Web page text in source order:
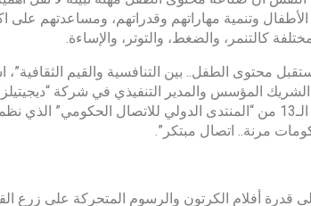
وتنمية مهاراتهم وقدراتهم، ومساعدتهم على
كالتنمر، والضغط، والتوتر، والإساءة.
محتوى الطفل.. بين التنافسية والقيم
المؤسس والمدير التنفيذي في شركة
فعاليات اليوم الثاني من الدورة الـ13 من “المنتدى الدولي
مرنة.. اتصال مبتكر”.
قدرة أفلام الكرتون والرسوم المتحركة على زرع